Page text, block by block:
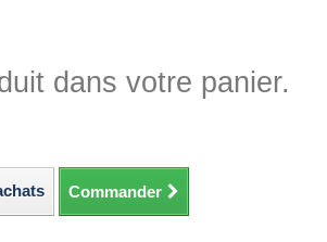
dans votre panier.
Commander